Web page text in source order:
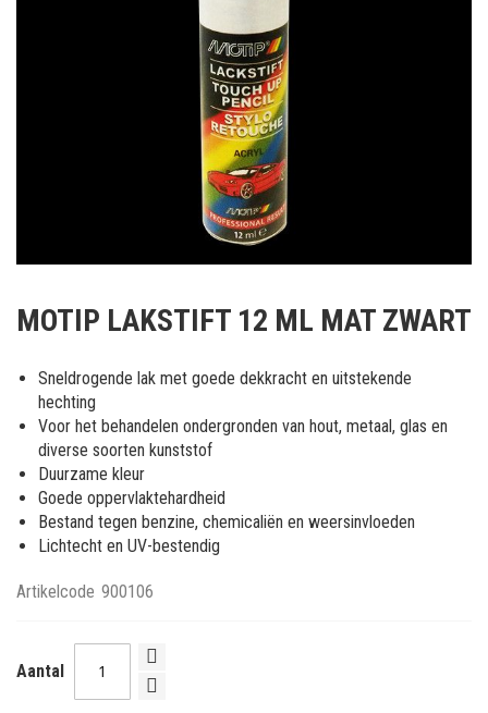
het
van
afbeeldingen-
gallerij
MOTIP LAKSTIFT 12 ML MAT ZWART
Sneldrogende lak met goede dekkracht en uitstekende
hechting
Voor het behandelen ondergronden van hout, metaal, glas en
diverse soorten kunststof
Duurzame kleur
Goede oppervlaktehardheid
Bestand tegen benzine, chemicaliën en weersinvloeden
Lichtecht en UV-bestendig
Artikelcode 900106
Aantal